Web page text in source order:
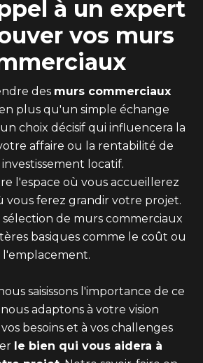
à un expert
vos murs
des murs commerciaux
plus qu'un simple échange
choix décisif qui influencera la
affaire ou la rentabilité de
locatif.
l'espace où vous accueillerez
vous ferez grandir votre projet.
sélection de murs commerciaux
basiques comme le coût ou
l'emplacement.
saisissons l'importance de ce
adaptons à votre vision
besoins et à vos challenges
le bien qui vous aidera à